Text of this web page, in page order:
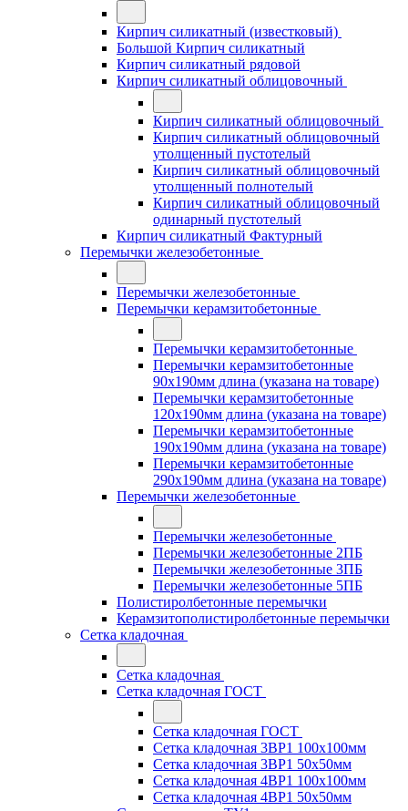
Кирпич силикатный (известковый)
Большой Кирпич силикатный
Кирпич силикатный рядовой
Кирпич силикатный облицовочный
Кирпич силикатный облицовочный
Кирпич силикатный облицовочный
утолщенный пустотелый
Кирпич силикатный облицовочный
утолщенный полнотелый
Кирпич силикатный облицовочный
одинарный пустотелый
Кирпич силикатный Фактурный
Перемычки железобетонные
Перемычки железобетонные
Перемычки керамзитобетонные
Перемычки керамзитобетонные
Перемычки керамзитобетонные
90x190мм длина (указана на товаре)
Перемычки керамзитобетонные
120x190мм длина (указана на товаре)
Перемычки керамзитобетонные
190x190мм длина (указана на товаре)
Перемычки керамзитобетонные
290x190мм длина (указана на товаре)
Перемычки железобетонные
Перемычки железобетонные
Перемычки железобетонные 2ПБ
Перемычки железобетонные 3ПБ
Перемычки железобетонные 5ПБ
Полистиролбетонные перемычки
Керамзитополистиролбетонные перемычки
Сетка кладочная
Сетка кладочная
Сетка кладочная ГОСТ
Сетка кладочная ГОСТ
Сетка кладочная 3ВР1 100x100мм
Сетка кладочная 3ВР1 50x50мм
Сетка кладочная 4ВР1 100x100мм
Сетка кладочная 4ВР1 50x50мм